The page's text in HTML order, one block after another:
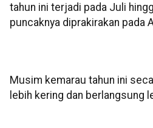
tahun ini terjadi pada Juli
puncaknya diprakirakan pada
Musim kemarau tahun ini
lebih kering dan berlangsung